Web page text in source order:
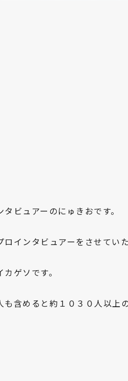
ビュアーのにゅきおです。
インタビュアーをさせてい
ゲソです。
含めると約１０３０人以上